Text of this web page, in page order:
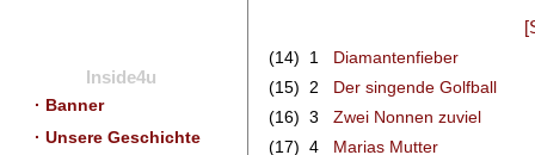
Inside4u
· Banner
· Unsere Geschichte
(14) 1
Diamantenfieber
(15)
2
Der singende Golfball
(16) 3
Zwei Nonnen zuviel
(17) 4 Marias Mutter